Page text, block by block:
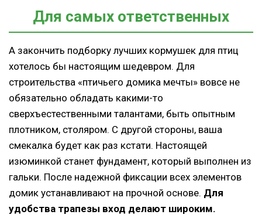
Для самых ответственных
А закончить подборку лучших кормушек для птиц
хотелось бы настоящим шедевром. Для
строительства «птичьего домика мечты» вовсе не
обязательно обладать какими-то
сверхъестественными талантами, быть опытным
плотником, столяром. С другой стороны, ваша
смекалка будет как раз кстати. Настоящей
изюминкой станет фундамент, который выполнен из
гальки. После надежной фиксации всех элементов
домик устанавливают на прочной основе. Для
удобства трапезы вход делают широким.